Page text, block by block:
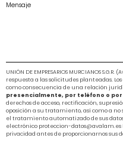
Mensaje
UNIÓN DE EMPRESARIOS MURCIANOS
respuesta a las solicitudes planteadas.
como consecuencia de una relación
presencialmente, por teléfono o
derechos de acceso, rectificación,
oposición a su tratamiento, así como a
el tratamiento automatizado de sus
electrónico proteccion-
privacidad antes de proporcionarnos sus